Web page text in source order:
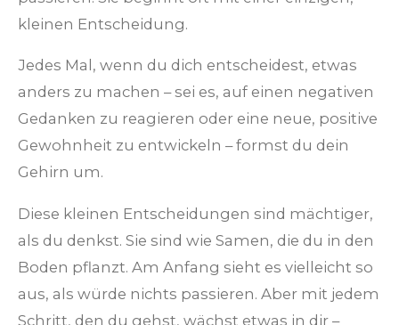
kleinen Entscheidung.
Jedes Mal, wenn du dich entscheidest, etwas
anders zu machen – sei es, auf einen negativen
Gedanken zu reagieren oder eine neue, positive
Gewohnheit zu entwickeln – formst du dein
Gehirn um.
Diese kleinen Entscheidungen sind mächtiger,
als du denkst. Sie sind wie Samen, die du in den
Boden pflanzt. Am Anfang sieht es vielleicht so
aus, als würde nichts passieren. Aber mit jedem
Schritt, den du gehst, wächst etwas in dir –